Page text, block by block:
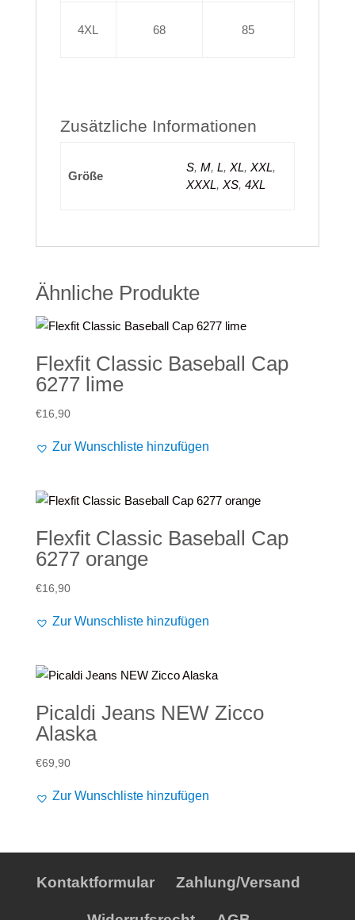
4XL 68 85
Zusätzliche Informationen
Größe
S, M, L, XL, XXL,
XXXL, XS, 4XL
Ähnliche Produkte
Flexfit Classic Baseball Cap
6277 lime
€16,90
Zur Wunschliste hinzufügen
Flexfit Classic Baseball Cap
6277 orange
€16,90
Zur Wunschliste hinzufügen
Picaldi Jeans NEW Zicco
Alaska
€69,90
Zur Wunschliste hinzufügen
Kontaktformular Zahlung/Versand